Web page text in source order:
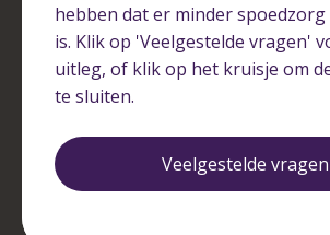
omgeving?
De huisarts verwijst mij door
hebben dat er minder
is. Klik op 'Veelgestelde vragen'
uitleg, of klik op het kruisje om
te sluiten.
Veelgestelde vragen